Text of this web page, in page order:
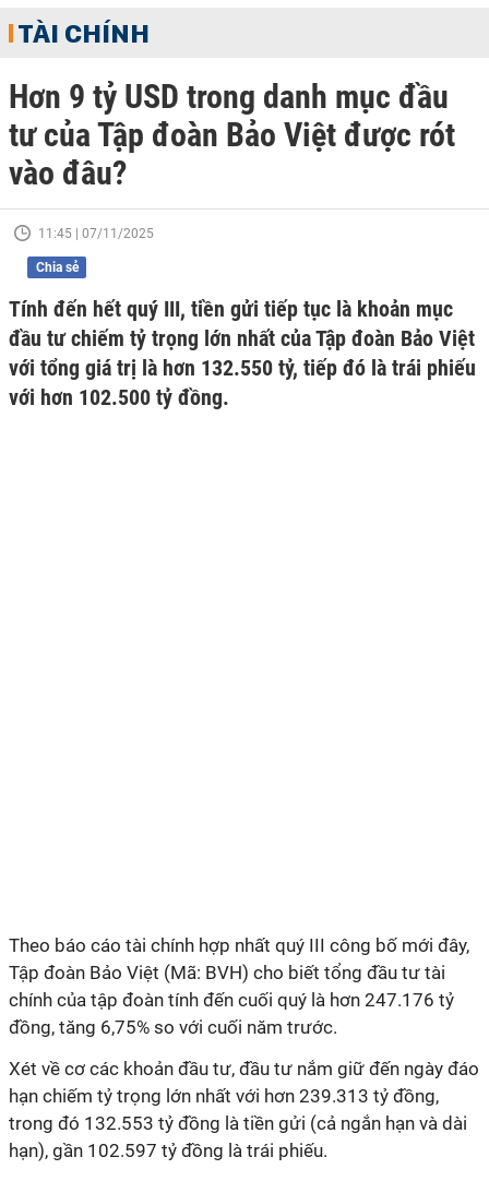
TÀI CHÍNH
Hơn 9 tỷ USD trong danh mục đầu
tư của Tập đoàn Bảo Việt được rót
vào đâu?
11:45 | 07/11/2025
Chia sẻ
Tính đến hết quý III, tiền gửi tiếp tục là khoản mục
đầu tư chiếm tỷ trọng lớn nhất của Tập đoàn Bảo Việt
với tổng giá trị là hơn 132.550 tỷ, tiếp đó là trái phiếu
với hơn 102.500 tỷ đồng.
Theo báo cáo tài chính hợp nhất quý III công bố mới đây,
Tập đoàn Bảo Việt (Mã: BVH) cho biết tổng đầu tư tài
chính của tập đoàn tính đến cuối quý là hơn 247.176 tỷ
đồng, tăng 6,75% so với cuối năm trước.
Xét về cơ các khoản đầu tư, đầu tư nắm giữ đến ngày đáo
hạn chiếm tỷ trọng lớn nhất với hơn 239.313 tỷ đồng,
trong đó 132.553 tỷ đồng là tiền gửi (cả ngắn hạn và dài
hạn), gần 102.597 tỷ đồng là trái phiếu.